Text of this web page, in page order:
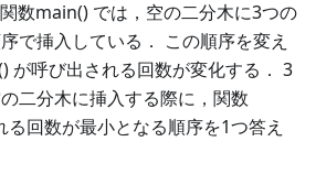
数main() では，空の二分木に3つの
で挿入している． この順序を変え
が呼び出される回数が変化する． 3
二分木に挿入する際に，関数
回数が最小となる順序を1つ答え